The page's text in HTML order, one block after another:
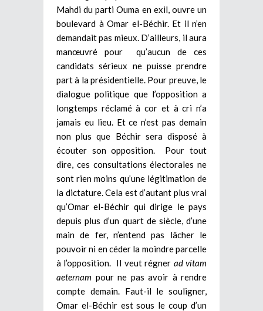
Mahdi du parti Ouma en exil, ouvre un
boulevard à Omar el-Béchir. Et il n’en
demandait pas mieux. D’ailleurs, il aura
manœuvré pour qu’aucun de ces
candidats sérieux ne puisse prendre
part à la présidentielle. Pour preuve, le
dialogue politique que l’opposition a
longtemps réclamé à cor et à cri n’a
jamais eu lieu. Et ce n’est pas demain
non plus que Béchir sera disposé à
écouter son opposition. Pour tout
dire, ces consultations électorales ne
sont rien moins qu’une légitimation de
la dictature. Cela est d’autant plus vrai
qu’Omar el-Béchir qui dirige le pays
depuis plus d’un quart de siècle, d’une
main de fer, n’entend pas lâcher le
pouvoir ni en céder la moindre parcelle
à l’opposition. Il veut régner ad vitam
aeternam pour ne pas avoir à rendre
compte demain. Faut-il le souligner,
Omar el-Béchir est sous le coup d’un